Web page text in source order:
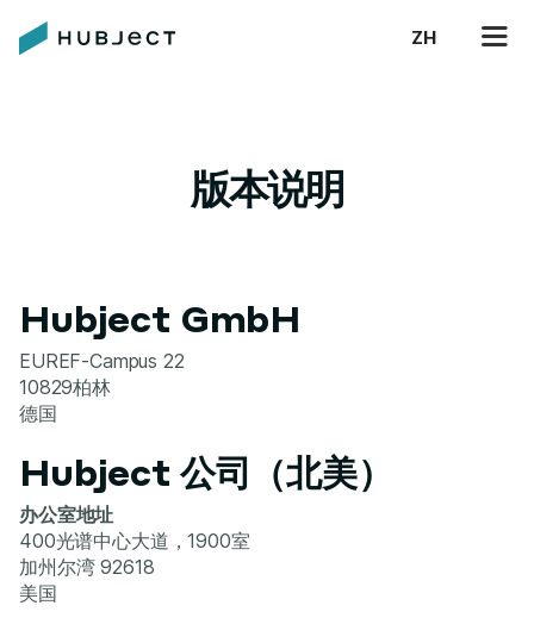
ZH
版本说明
Hubject GmbH
EUREF-Campus 22
10829柏林
德国
Hubject 公司（北美）
办公室地址
400光谱中心大道，1900室
加州尔湾 92618
美国